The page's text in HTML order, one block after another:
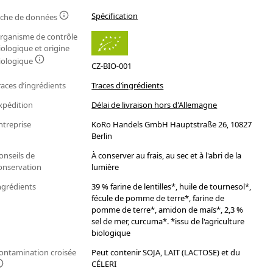
de données
Spécification
de contrôle
et origine
CZ-BIO-001
d’ingrédients
Traces d’ingrédients
Délai de livraison hors d'Allemagne
KoRo Handels GmbH Hauptstraße 26, 10827
Berlin
de
À conserver au frais, au sec et à l'abri de la
lumière
39 % farine de lentilles*, huile de tournesol*,
fécule de pomme de terre*, farine de
pomme de terre*, amidon de maïs*, 2,3 %
sel de mer, curcuma*. *issu de l'agriculture
biologique
croisée
Peut contenir SOJA, LAIT (LACTOSE) et du
CÉLERI